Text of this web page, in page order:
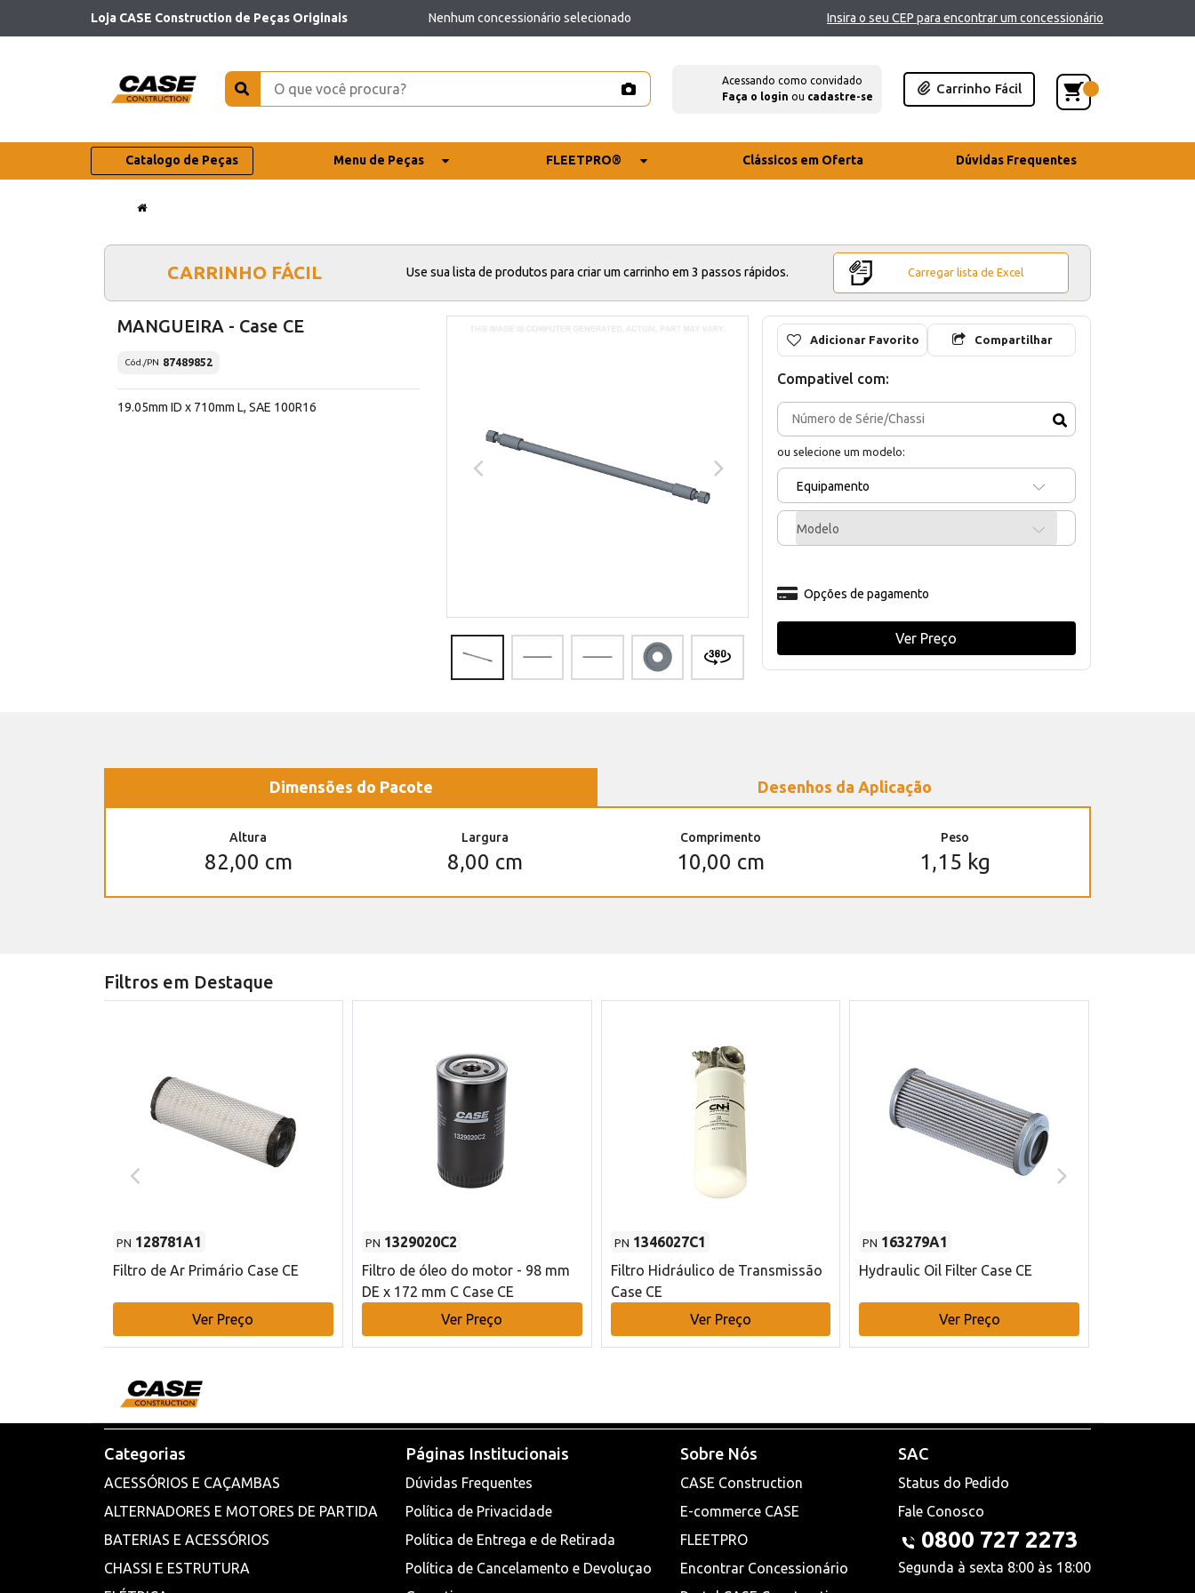
Loja CASE Construction de Peças Originais Nenhum concessionário selecionado Insira o seu CEP para encontrar um concessionário
Acessando como convidado
Faça o login ou cadastre-se
Carrinho Fácil
Catalogo de Peças Menu de Peças FLEETPRO® Clássicos em Oferta Dúvidas Frequentes
CARRINHO FÁCIL Use sua lista de produtos para criar um carrinho em 3 passos rápidos. Carregar lista de Excel
MANGUEIRA - Case CE
Cód./PN 87489852
19.05mm ID x 710mm L, SAE 100R16
Adicionar Favorito Compartilhar
Compativel com:
ou selecione um modelo:
Equipamento
Modelo
Opções de pagamento
Ver Preço
Dimensões do Pacote Desenhos da Aplicação
Altura
82,00 cm
Largura
8,00 cm
Comprimento
10,00 cm
Peso
1,15 kg
Filtros em Destaque
PN 128781A1
Filtro de Ar Primário Case CE
Ver Preço
PN 1329020C2
Filtro de óleo do motor - 98 mm
DE x 172 mm C Case CE
Ver Preço
PN 1346027C1
Filtro Hidráulico de Transmissão
Case CE
Ver Preço
PN 163279A1
Hydraulic Oil Filter Case CE
Ver Preço
Categorias
ACESSÓRIOS E CAÇAMBAS
ALTERNADORES E MOTORES DE PARTIDA
BATERIAS E ACESSÓRIOS
CHASSI E ESTRUTURA
Páginas Institucionais
Dúvidas Frequentes
Política de Privacidade
Política de Entrega e de Retirada
Política de Cancelamento e Devoluçao
Sobre Nós
CASE Construction
E-commerce CASE
FLEETPRO
Encontrar Concessionário
SAC
Status do Pedido
Fale Conosco
0800 727 2273
Segunda à sexta 8:00 às 18:00